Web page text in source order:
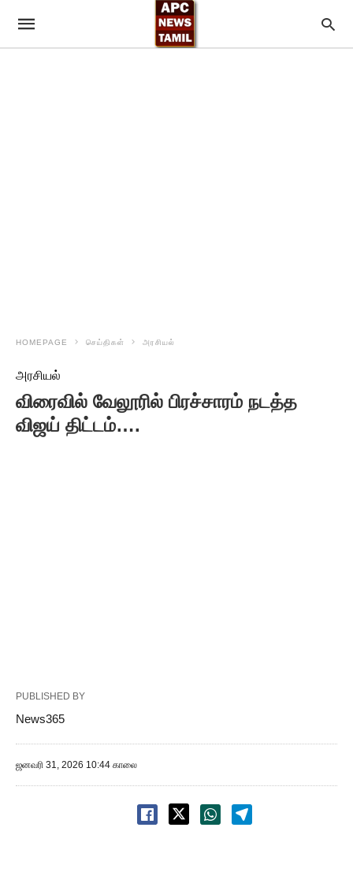
HOMEPAGE செய்திகள் அரசியல்
அரசியல்
விரைவில் வேலூரில் பிரச்சாரம் நடத்த
விஜய் திட்டம்….
PUBLISHED BY
News365
ஜனவரி 31, 2026 10:44 காலை